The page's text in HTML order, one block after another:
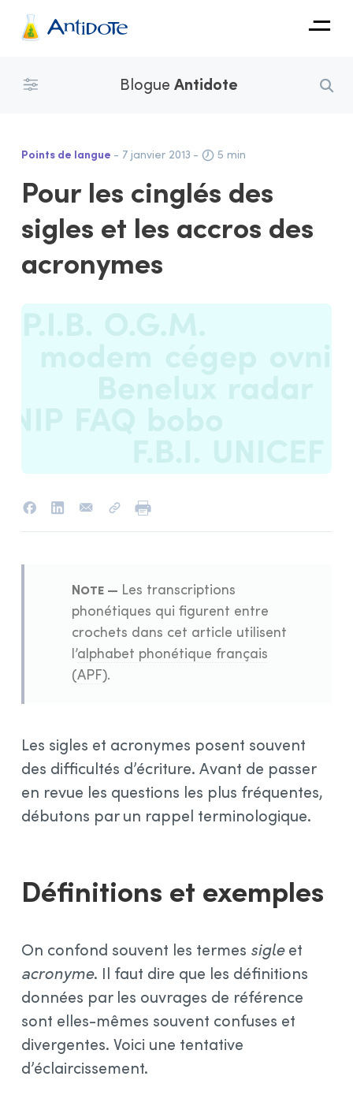
Antidote
Organisations
Blogue Antidote
Points de langue - 7 janvier 2013 - 5 min
Pour les cinglés des
sigles et les accros des
acronymes
Les transcriptions
phonétiques qui figurent entre
crochets dans cet article utilisent
l’alphabet phonétique français
(APF).
Les sigles et acronymes posent souvent
des difficultés d’écriture. Avant de passer
en revue les questions les plus fréquentes,
débutons par un rappel terminologique.
Définitions et exemples
On confond souvent les termes sigleet
acronyme. Il faut dire que les définitions
données par les ouvrages de référence
sont elles-mêmes souvent confuses et
divergentes. Voici une tentative
d’éclaircissement.